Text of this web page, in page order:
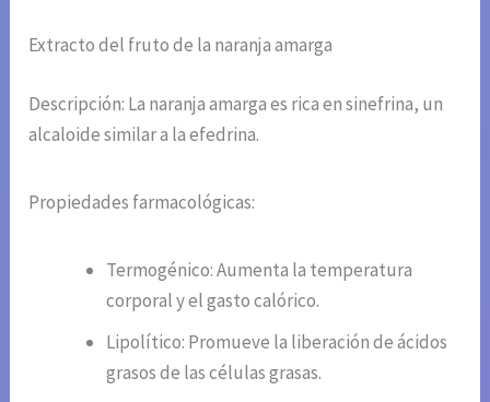
Extracto del fruto de la naranja amarga
Descripción: La naranja amarga es rica en sinefrina, un
alcaloide similar a la efedrina.
Propiedades farmacológicas:
Termogénico: Aumenta la temperatura
corporal y el gasto calórico.
Lipolítico: Promueve la liberación de ácidos
grasos de las células grasas.